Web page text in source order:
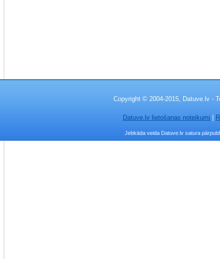
Copyright © 2004-2015, Datuve.lv -
Datuve.lv lietošanas noteikumi
Jebkāda veida Datuve.lv satura